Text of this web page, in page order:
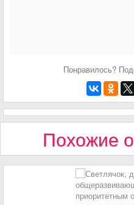
Понравилось?
Похожие